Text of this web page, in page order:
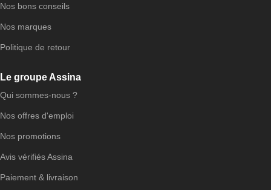
Le groupe Assina
Qui sommes-nous ?
Nos offres d'emploi
Nos promotions
Avis vérifiés Assina
Paiement & livraison
Nos bons conseils
Nos marques
Politique de retour